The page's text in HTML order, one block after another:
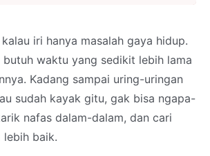
iri hanya masalah gaya hidup.
butuh waktu yang sedikit lebih lama
Kadang sampai uring-uringan
sudah kayak gitu, gak bisa ngapa-
nafas dalam-dalam, dan cari
lebih baik.